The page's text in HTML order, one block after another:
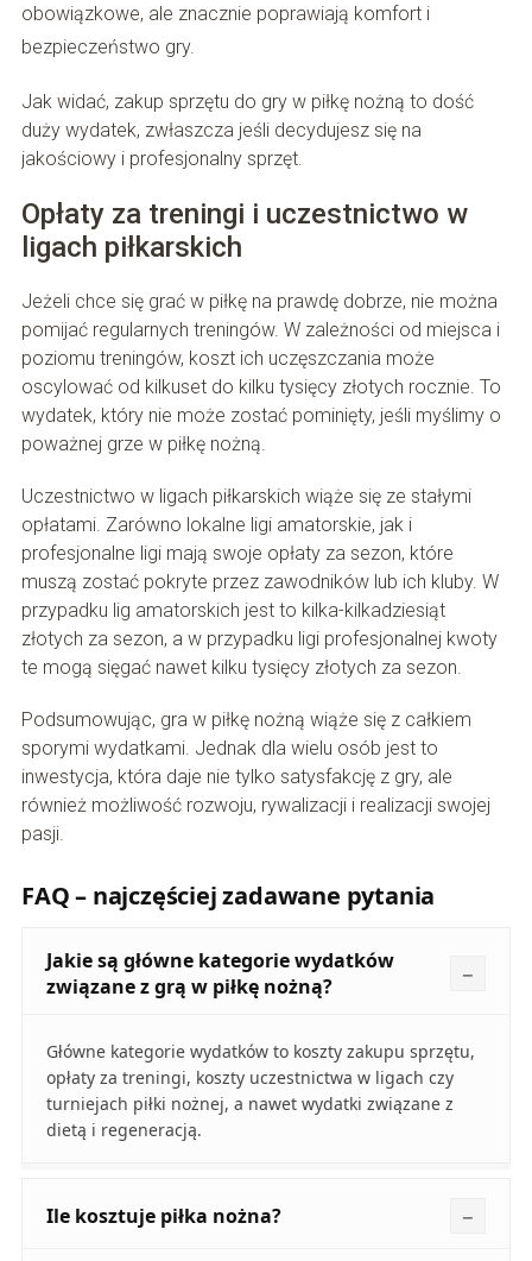
obowiązkowe, ale znacznie poprawiają komfort i
bezpieczeństwo gry.
Jak widać, zakup sprzętu do gry w piłkę nożną to dość
duży wydatek, zwłaszcza jeśli decydujesz się na
jakościowy i profesjonalny sprzęt.
Opłaty za treningi i uczestnictwo w
ligach piłkarskich
Jeżeli chce się grać w piłkę na prawdę dobrze, nie można
pomijać regularnych treningów. W zależności od miejsca i
poziomu treningów, koszt ich uczęszczania może
oscylować od kilkuset do kilku tysięcy złotych rocznie. To
wydatek, który nie może zostać pominięty, jeśli myślimy o
poważnej grze w piłkę nożną.
Uczestnictwo w ligach piłkarskich wiąże się ze stałymi
opłatami. Zarówno lokalne ligi amatorskie, jak i
profesjonalne ligi mają swoje opłaty za sezon, które
muszą zostać pokryte przez zawodników lub ich kluby. W
przypadku lig amatorskich jest to kilka-kilkadziesiąt
złotych za sezon, a w przypadku ligi profesjonalnej kwoty
te mogą sięgać nawet kilku tysięcy złotych za sezon.
Podsumowując, gra w piłkę nożną wiąże się z całkiem
sporymi wydatkami. Jednak dla wielu osób jest to
inwestycja, która daje nie tylko satysfakcję z gry, ale
również możliwość rozwoju, rywalizacji i realizacji swojej
pasji.
FAQ – najczęściej zadawane pytania
Jakie są główne kategorie wydatków
związane z grą w piłkę nożną?
Główne kategorie wydatków to koszty zakupu sprzętu,
opłaty za treningi, koszty uczestnictwa w ligach czy
turniejach piłki nożnej, a nawet wydatki związane z
dietą i regeneracją.
Ile kosztuje piłka nożna?